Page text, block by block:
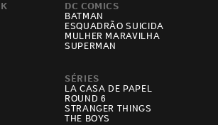
DC COMICS
BATMAN
ESQUADRÃO SUICIDA
MULHER MARAVILHA
SUPERMAN
SÉRIES
LA CASA DE PAPEL
ROUND 6
STRANGER THINGS
THE BOYS